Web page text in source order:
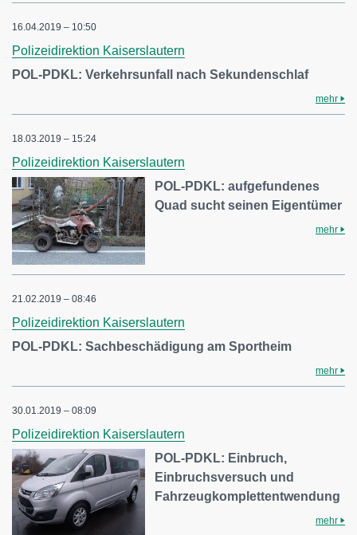
16.04.2019 – 10:50
Polizeidirektion Kaiserslautern
POL-PDKL: Verkehrsunfall nach Sekundenschlaf
mehr
18.03.2019 – 15:24
Polizeidirektion Kaiserslautern
POL-PDKL: aufgefundenes
Quad sucht seinen Eigentümer
mehr
21.02.2019 – 08:46
Polizeidirektion Kaiserslautern
POL-PDKL: Sachbeschädigung am Sportheim
mehr
30.01.2019 – 08:09
Polizeidirektion Kaiserslautern
POL-PDKL: Einbruch,
Einbruchsversuch und
Fahrzeugkomplettentwendung
mehr